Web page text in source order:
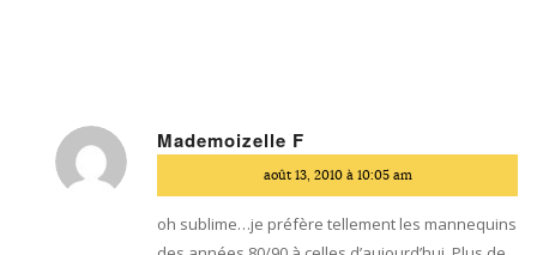
Mademoizelle F
:
août 13, 2010 à 10:05 am
oh sublime…je préfère tellement les mannequins